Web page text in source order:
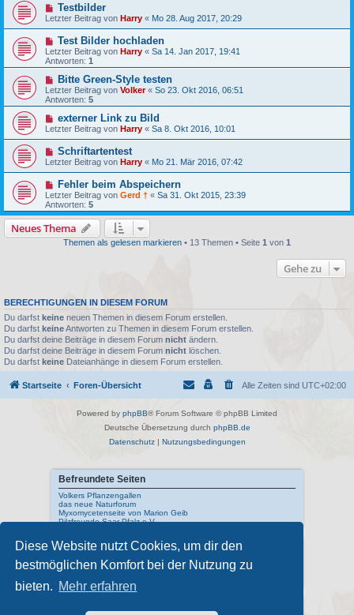
Diese Website nutzt Cookies, um dir den
bestmöglichen Komfort bei der Nutzung zu
bieten. Mehr erfahren
Testbilder
Letzter Beitrag von Harry « Mo 28. Aug 2017, 20:29
Test Bilder hochladen
Letzter Beitrag von Harry « Sa 14. Jan 2017, 19:41
Antworten: 1
Bitte Green-Style testen
Letzter Beitrag von Volker« So 23. Okt 2016, 06:51
Antworten: 5
externer Link zu Bild
Letzter Beitrag von Harry « Sa 8. Okt 2016, 10:01
Schriftartentest
Letzter Beitrag von Harry « Mo 21. Mär 2016, 07:42
Fehler beim Abspeichern
Letzter Beitrag von Gerd † « Sa 31. Okt 2015, 23:39
Antworten: 5
Neues Thema
Themen als gelesen markieren • 13 Themen • Seite 1 von 1
Gehe zu
BERECHTIGUNGEN IN DIESEM FORUM
Du darfst keine neuen Themen in diesem Forum erstellen.
Du darfst keineAntworten zu Themen in diesem Forum erstellen.
Du darfst deine Beiträge in diesem Forum nicht ändern.
Du darfst deine Beiträge in diesem Forum nicht löschen.
Du darfst keine Dateianhänge in diesem Forum erstellen.
Startseite Foren-Übersicht Alle Zeiten sind UTC+02:00
Powered by phpBB® Forum Software © phpBB Limited
Deutsche Übersetzung durch phpBB.de
Datenschutz| Nutzungsbedingungen
Befreundete Seiten
Volkers Pflanzengallen
das neue Naturforum
Myxomycetenseite von Marion Geib
Pilzfreunde Saar-Pfalz e.V.
Interne Links
Mykologisches Lexikon
meine Naturfotos
Pilzfotopage - Suchmaschine